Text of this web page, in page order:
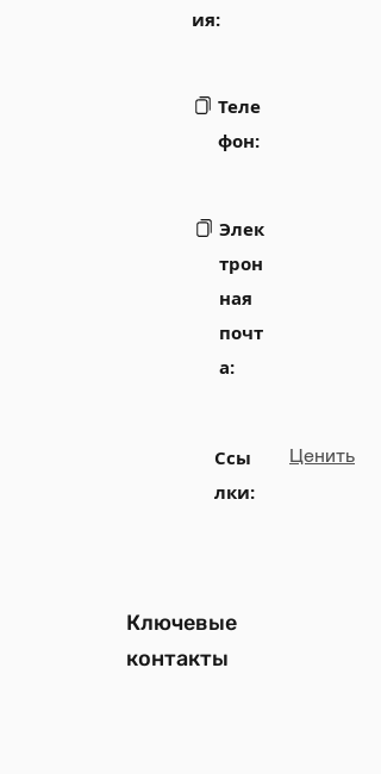
ия:
Теле
фон:
Элек
трон
ная
почт
а:
Ссы
лки:
Ценить
Ключевые
контакты